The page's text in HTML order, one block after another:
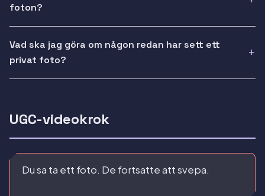
foton?
Vad ska jag göra om någon redan har sett ett
privat foto?
UGC-videokrok
Du sa ta ett foto. De fortsatte att svepa.